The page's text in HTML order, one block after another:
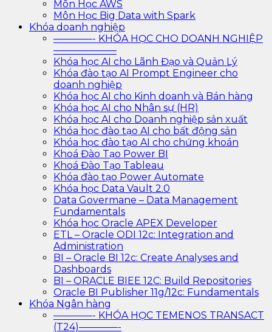
Môn Học AWS
Môn Học Big Data with Spark
Khóa doanh nghiệp
————- KHÓA HỌC CHO DOANH NGHIỆP
——————–
Khóa học AI cho Lãnh Đạo và Quản Lý
Khóa đào tạo AI Prompt Engineer cho
doanh nghiệp
Khóa học AI cho Kinh doanh và Bán hàng
Khóa học AI cho Nhân sự (HR)
Khóa học AI cho Doanh nghiệp sản xuất
Khóa học đào tạo AI cho bất động sản
Khóa học đào tạo AI cho chứng khoán
Khoá Đào Tạo Power BI
Khoá Đào Tạo Tableau
Khóa đào tạo Power Automate
Khóa học Data Vault 2.0
Data Govermane – Data Management
Fundamentals
Khóa học Oracle APEX Developer
ETL – Oracle ODI 12c: Integration and
Administration
BI – Oracle BI 12c: Create Analyses and
Dashboards
BI – ORACLE BIEE 12C: Build Repositories
Oracle BI Publisher 11g/12c: Fundamentals
Khóa Ngân hàng
————- KHÓA HỌC TEMENOS TRANSACT
(T24)————-